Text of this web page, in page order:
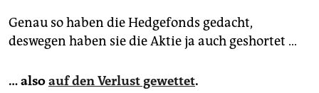
Genau so haben die Hedgefonds gedacht,
deswegen haben sie die Aktie ja auch geshortet …
… alsoauf den Verlust gewettet.